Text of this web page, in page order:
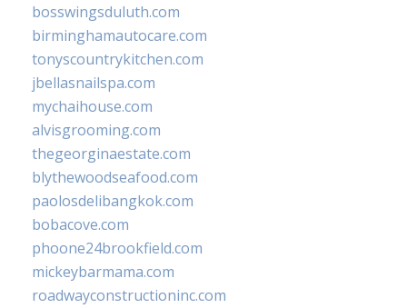
bosswingsduluth.com
birminghamautocare.com
tonyscountrykitchen.com
jbellasnailspa.com
mychaihouse.com
alvisgrooming.com
thegeorginaestate.com
blythewoodseafood.com
paolosdelibangkok.com
bobacove.com
phoone24brookfield.com
mickeybarmama.com
roadwayconstructioninc.com